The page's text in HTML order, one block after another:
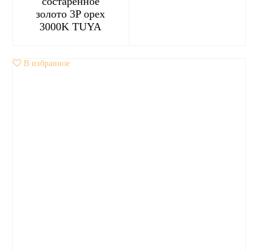
золото 3P орех
3000K TUYA
В избранное